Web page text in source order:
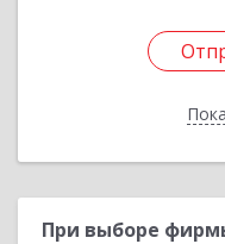
При выборе